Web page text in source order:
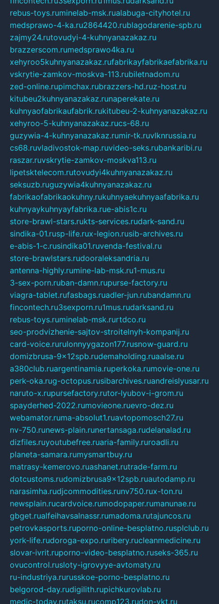
rebus-toys.ruminelab-msk.rualabuga-cityhotel.ru
medsprawo-4-ka.ru2864420.rublagodarenie-spb.ru
zajmy24.rutovudyi-4-kuhnyanazakaz.ru
brazzerscom.rumedsprawo4ka.ru
xehyroo5kuhnyanazakaz.rufabrikayfabrikaefabrika.ru
vskrytie-zamkov-moskva-113.rubiletnadom.ru
zed-online.rupimchax.rubrazzers-hd.ruz-host.ru
kitubeu2kuhnyanazakaz.runaperekate.ru
kuhnyaofabrikaufabrik.rukitubeu-2-kuhnyanazakaz.ru
xehyroo-5-kuhnyanazakaz.rucs-68.ru
guzywia-4-kuhnyanazakaz.rumir-tk.ruvlknrussia.ru
cs68.ruvladivostok-map.ruvideo-seks.rubankaribi.ru
raszar.ruvskrytie-zamkov-moskva113.ru
lipetsktelecom.rutovudyi4kuhnyanazakaz.ru
seksuzb.ruguzywia4kuhnyanazakaz.ru
fabrikaofabrikaokuhny.rukuhnyaekuhnyaafabrika.ru
kuhnyaykuhnyayfabrika.rue-abis1c.ru
store-brawl-stars.rukts-services.rudark-sand.ru
sindika-01.rusp-life.rux-legion.rusib-archives.ru
e-abis-1-c.rusindika01.ruvenda-festival.ru
store-brawlstars.rudooraleksandria.ru
antenna-highly.rumine-lab-msk.ru1-mus.ru
3-sex-porn.ruban-damn.rupurse-factory.ru
viagra-tablet.rufasbags.ruadler-jun.rubandamn.ru
fincontech.ru3sexporn.ru1mus.rudarksand.ru
rebus-toys.ruminelab-msk.rurtdco.ru
seo-prodvizhenie-sajtov-stroitelnyh-kompanij.ru
card-voice.rurulonnyygazon177.rusnow-guard.ru
domizbrusa-9x12spb.rudemaholding.ruaalse.ru
a380club.ruargentinamia.ruperkoka.rumovie-one.ru
perk-oka.rug-octopus.rusibarchives.ruandreislyusar.ru
naruto-x.rupursefactory.rutor-lyubov-i-grom.ru
spayderhed-2022.rumovieone.ruevro-dez.ru
webamator.ruma-absolut1.ruavtopomosch27.ru
nv-750.runews-plain.runertansaga.rudelanalad.ru
dizfiles.ruyoutubefree.ruaria-family.ruroadli.ru
planeta-samara.rumysmartbuy.ru
matrasy-kemerovo.ruashanet.rutrade-farm.ru
dotcustoms.rudomizbrusa9x12spb.ruautodamp.ru
narasimha.rudjcommodities.runv750.rux-ton.ru
newsplain.rucardvoice.rumodopaper.rumanunae.ru
gbget.rualfeihavsalnassr.rumadoma.rutajuncos.ru
petrovkasports.ruporno-online-besplatno.rusplclub.ru
york-life.rudoroga-expo.ruribery.rucleanmedicine.ru
slovar-ivrit.ruporno-video-besplatno.ruseks-365.ru
ovucontrol.rusloty-igrovyye-avtomaty.ru
ru-industriya.rurusskoe-porno-besplatno.ru
belgorod-day.rudigilith.rupichkurovlab.ru
medic-today.rutaksu.rucomp123.rudon-ykt.ru